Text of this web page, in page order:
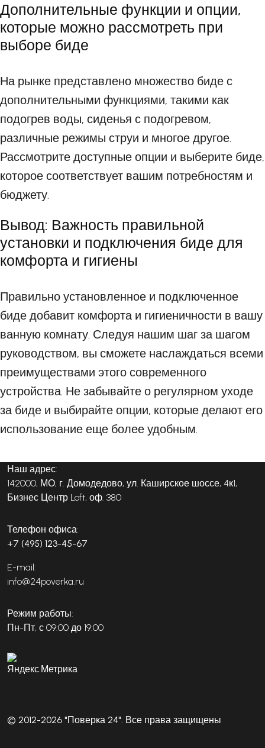
Дополнительные функции и опции,
которые можно рассмотреть при
выборе биде
На рынке представлено множество биде с
дополнительными функциями, такими как
подогрев воды, сиденья с подогревом,
различные режимы струи и многое другое.
Рассмотрите доступные опции и выберите биде,
которое соответствует вашим потребностям и
бюджету.
Вывод: Важность правильной
установки и подключения биде для
комфорта и гигиены
Правильно установленное и подключенное
биде добавит комфорта и гигиеничности в вашу
ванную комнату. Следуя нашим шаг за шагом
руководством, вы сможете наслаждаться всеми
преимуществами этого современного
устройства. Не забывайте о регулярном уходе
за биде и выбирайте опции, которые делают его
использование еще более удобным.
Наш адрес:
142000, МО, г. Домодедово, ул. Каширское шоссе, 4к1,
Бизнес Центр Loft, оф. 380
Телефон офиса:
+7 (495) 123-45-67
E-mail:
info@24poverka.ru
Режим работы:
Пн-Пт, с 09:00 до 19:00
© 2012-2026 "Поверка 24". Все права защищены